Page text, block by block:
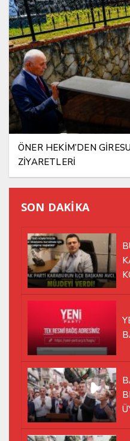
ÖNER HEKİM’DEN
ZİYARETLERİ
SON DAKİKA